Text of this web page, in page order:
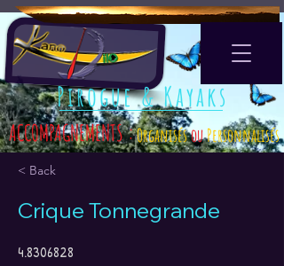
ACCOMPAGNEMENTS :OrganisésouPersonnalisés
Pirogue & Kayaks
< Back
Crique Tonnegrande
4.8306828